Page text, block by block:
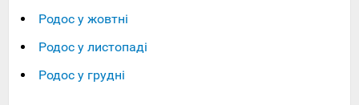
Родос у жовтні
Родос у листопаді
Родос у грудні